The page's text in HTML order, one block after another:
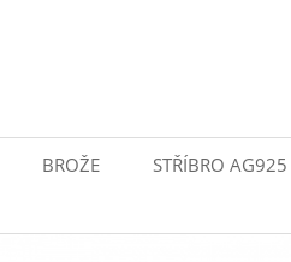
BROŽE STŘÍBRO AG925